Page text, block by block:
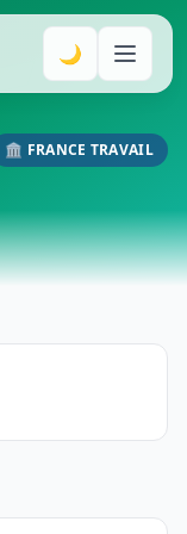
🌙
🏛️ FRANCE TRAVAIL